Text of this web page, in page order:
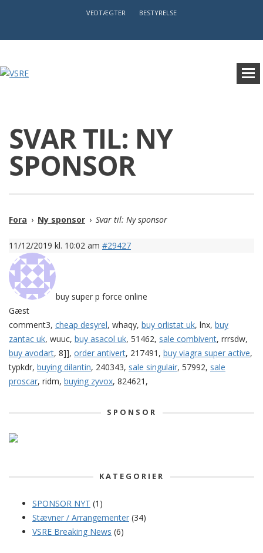
VEDTÆGTER BESTYRELSE
SVAR TIL: NY
SPONSOR
Fora › Ny sponsor › Svar til: Ny sponsor
11/12/2019 kl. 10:02 am #29427
buy super p force online
Gæst
comment3, cheap desyrel, whaqy, buy orlistat uk, lnx, buy
zantac uk, wuuc, buy asacol uk, 51462, sale combivent, rrrsdw,
buy avodart, 8]], order antivert, 217491, buy viagra super active,
typkdr, buying dilantin, 240343, sale singulair, 57992, sale
proscar, ridm, buying zyvox, 824621,
SPONSOR
KATEGORIER
SPONSOR NYT (1)
Stævner / Arrangementer (34)
VSRE Breaking News (6)